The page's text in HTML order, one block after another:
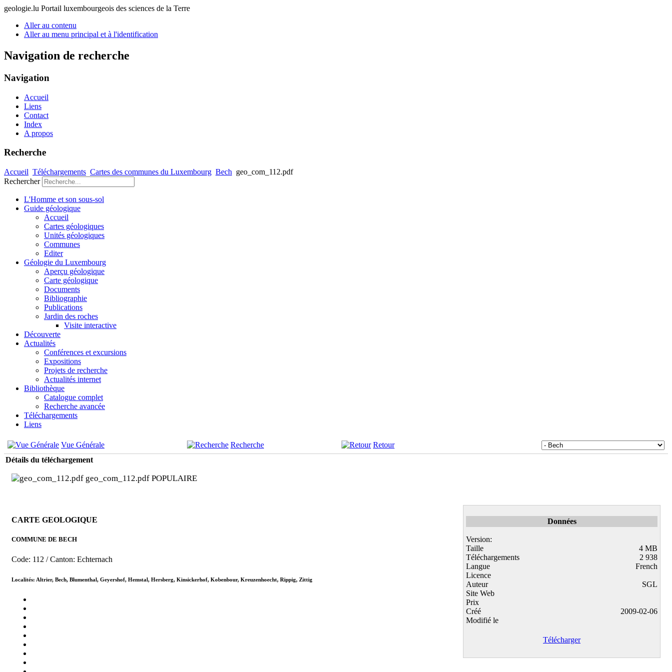
geologie.lu Portail luxembourgeois des sciences de la Terre
Aller au contenu
Aller au menu principal et à l'identification
Navigation de recherche
Navigation
Accueil
Liens
Contact
Index
A propos
Recherche
Accueil Téléchargements Cartes des communes du Luxembourg Bech geo_com_112.pdf
Rechercher
L'Homme et son sous-sol
Guide géologique
Accueil
Cartes géologiques
Unités géologiques
Communes
Editer
Géologie du Luxembourg
Aperçu géologique
Carte géologique
Documents
Bibliographie
Publications
Jardin des roches
Visite interactive
Découverte
Actualités
Conférences et excursions
Expositions
Projets de recherche
Actualités internet
Bibliothèque
Catalogue complet
Recherche avancée
Téléchargements
Liens
Vue Générale Recherche
Retour
Détails du téléchargement
geo_com_112.pdf POPULAIRE
CARTE GEOLOGIQUE
COMMUNE DE BECH
Code: 112 / Canton: Echternach
Localités: Altrier, Bech, Blumenthal, Geyershof, Hemstal, Hersberg, Kinsickerhof, Kobenbour, Kreuzenhoecht, Rippig, Zittig
Données
Version:
Taille
4 MB
Téléchargements
2 938
Langue
French
Licence
Auteur
SGL
Site Web
Prix
Créé
2009-02-06
Modifié le
Télécharger